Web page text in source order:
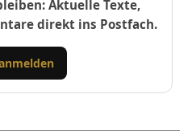
Aktuelle Texte,
direkt ins Postfach.